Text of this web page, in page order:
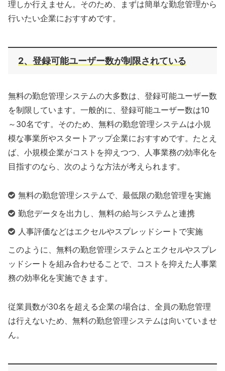
理しか行えません。そのため、まずは簡単な勤怠管理から
行いたい企業におすすめです。
2、登録可能ユーザー数が制限されている
無料の勤怠管理システムの大多数は、登録可能ユーザー数
を制限しています。一般的に、登録可能ユーザー数は10
～30名です。そのため、無料の勤怠管理システムは小規
模な事業所やスタートアップ企業におすすめです。たとえ
ば、小規模企業がコストを抑えつつ、人事業務の効率化を
目指すのなら、次のような方法が考えられます。
無料の勤怠管理システムで、最低限の勤怠管理を実施
勤怠データを出力し、無料の給与システムと連携
人事評価などはエクセルやスプレッドシートで実施
このように、無料の勤怠管理システムとエクセルやスプレ
ッドシートを組み合わせることで、コストを抑えた人事業
務の効率化を実施できます。
従業員数が30名を超える企業の場合は、全員の勤怠管理
は行えないため、無料の勤怠管理システムは向いていませ
ん。